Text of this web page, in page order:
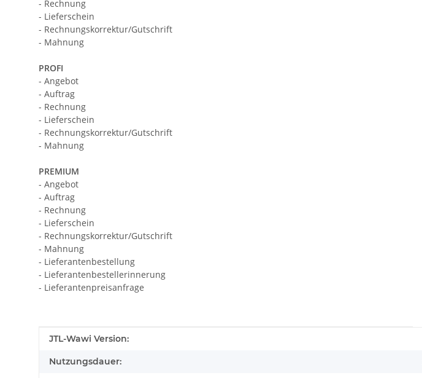
- Rechnung
- Lieferschein
- Rechnungskorrektur/Gutschrift
- Mahnung
PROFI
- Angebot
- Auftrag
- Rechnung
- Lieferschein
- Rechnungskorrektur/Gutschrift
- Mahnung
PREMIUM
- Angebot
- Auftrag
- Rechnung
- Lieferschein
- Rechnungskorrektur/Gutschrift
- Mahnung
- Lieferantenbestellung
- Lieferantenbestellerinnerung
- Lieferantenpreisanfrage
Produkteigenschaft
Wert
JTL-Wawi Version:
Nutzungsdauer: